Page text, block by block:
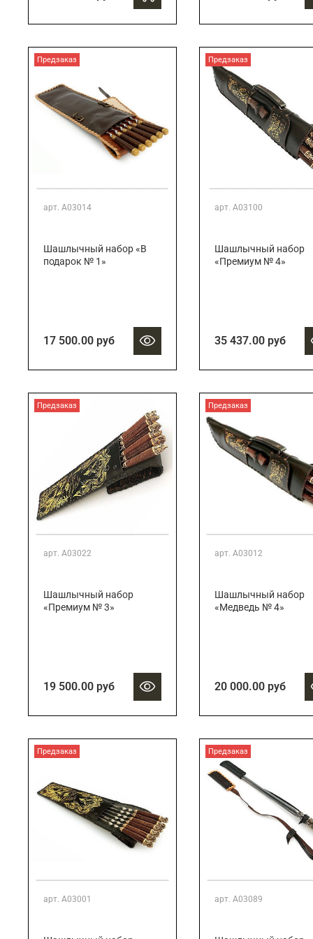
Предзаказ
арт. А03014
Шашлычный набор «В
подарок № 1»
17 500.00 руб
Предзаказ
арт. А03100
Шашлычный набор
«Премиум № 4»
35 437.00 руб
Предзаказ
арт. А03022
Шашлычный набор
«Премиум № 3»
19 500.00 руб
Предзаказ
арт. А03012
Шашлычный набор
«Медведь № 4»
20 000.00 руб
Предзаказ
арт. А03001
Предзаказ
арт. А03089